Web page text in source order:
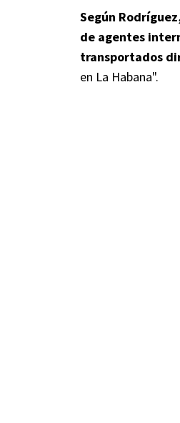
Según
de agentes
transportados
en La Habana".